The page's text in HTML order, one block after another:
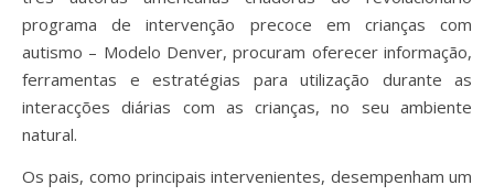
programa de intervenção precoce em crianças com
autismo – Modelo Denver, procuram oferecer informação,
ferramentas e estratégias para utilização durante as
interacções diárias com as crianças, no seu ambiente
natural.
Os pais, como principais intervenientes, desempenham um